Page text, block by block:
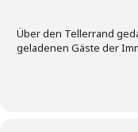
Über den Tellerrand
geladenen Gäste der